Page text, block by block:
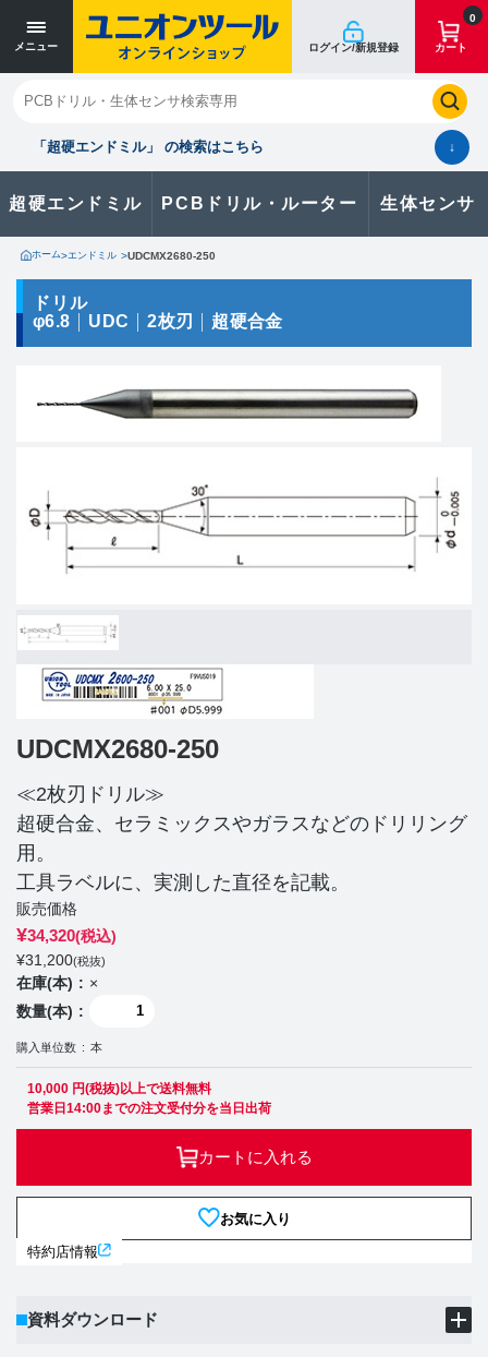
メニュー ログイン/新規登録
0
カート
「超硬エンドミル」 の検索はこちら ↓
超硬エンドミル PCBドリル・ルーター 生体センサ
閉じる
お気に入り クイックオーダー 購入履歴
製品に関するお問い合わせはこちら
カタログ一覧
ホーム>エンドミル >UDCMX2680-250
ドリル
φ6.8
UDC 2枚刃 超硬合金
UDCMX2680-250
≪2枚刃ドリル≫
超硬合金、セラミックスやガラスなどのドリリング
用。
工具ラベルに、実測した直径を記載。
販売価格
¥34,320(税込)
¥31,200(税抜)
在庫(本)
×
数量(本)
購入単位数 本
10,000 円(税抜)以上で送料無料
営業日14:00までの注文受付分を当日出荷
カートに入れる
お気に入り
特約店情報
資料ダウンロード
寸法単位 [mm]
寸法単位 [mm]